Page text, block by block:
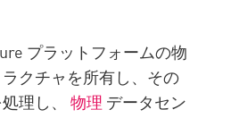
プラットフォームの物
クチャを所有し、その
処理し、物理 データセン